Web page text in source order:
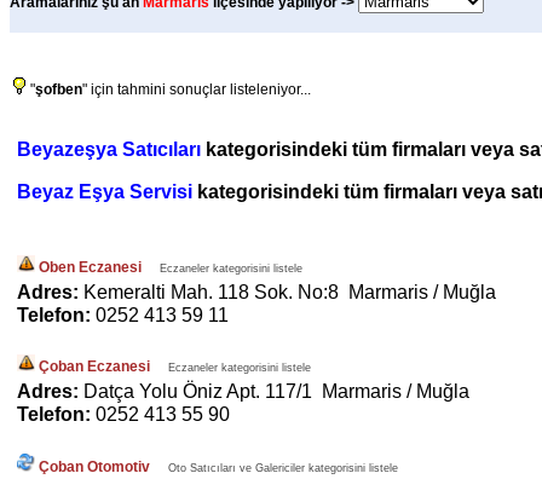
"şofben" için tahmini sonuçlar listeleniyor...
Beyazeşya Satıcıları kategorisindeki tüm firmaları veya
Beyaz Eşya Servisi kategorisindeki tüm firmaları veya
Oben Eczanesi Eczaneler kategorisini listele
Adres: Kemeralti Mah. 118 Sok. No:8 Marmaris / Muğla
Telefon: 0252 413 59 11
Çoban Eczanesi Eczaneler kategorisini listele
Adres: Datça Yolu Öniz Apt. 117/1 Marmaris / Muğla
Telefon: 0252 413 55 90
Çoban Otomotiv Oto Satıcıları ve Galericiler kategorisini listele